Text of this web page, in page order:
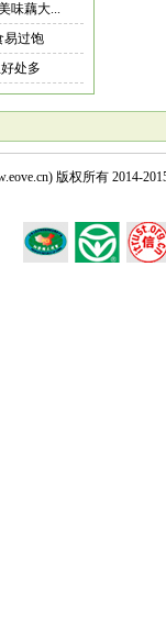
味藕大...
易过饱
处多
版权所有2014-